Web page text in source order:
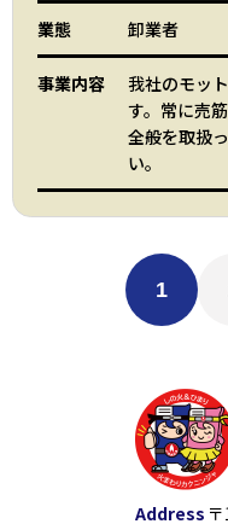
業態 卸業者
事業内容
我社のモッ
す。常に売
全般を取扱
い。
1
Address